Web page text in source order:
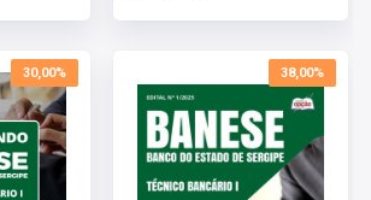
30,00% 38,00%